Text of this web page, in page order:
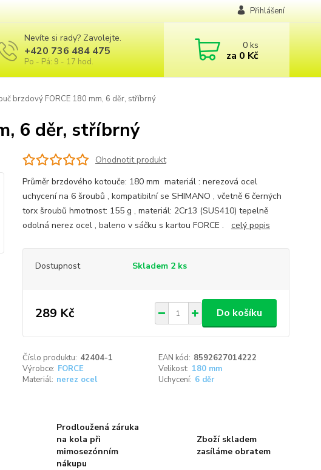
Přihlášení
Nevíte si rady? Zavolejte.
+420 736 484 475
Po - Pá: 9 - 17 hod.
0ks
za 0 Kč
brzdový FORCE 180 mm, 6 děr, stříbrný
6 děr, stříbrný
Ohodnotit produkt
Průměr brzdového kotouče: 180 mm materiál : nerezová ocel
uchycení na 6 šroubů , kompatibilní se SHIMANO , včetně 6 černých
torx šroubů hmotnost: 155 g , materiál: 2Cr13 (SUS410) tepelně
odolná nerez ocel , baleno v sáčku s kartou FORCE . celý popis
Dostupnost Skladem 2 ks
289 Kč Do košíku
Číslo produktu: 42404-1 EAN kód: 8592627014222
Výrobce: FORCE Velikost: 180 mm
Materiál: nerez ocel Uchycení: 6 děr
Prodloužená záruka
na kola při
mimosezónním
nákupu
Zboží skladem
zasíláme obratem